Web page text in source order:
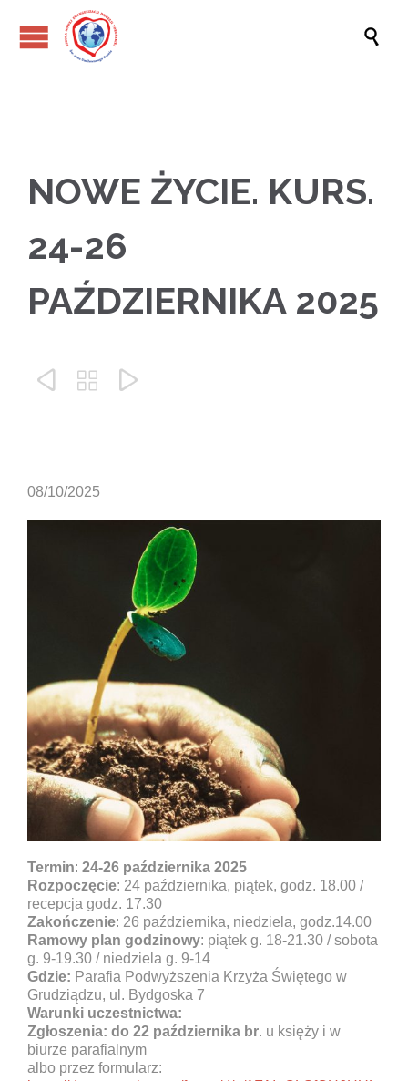

NOWE ŻYCIE. KURS.
24-26
PAŹDZIERNIKA 2025
  
08/10/2025
Termin: 24-26 października 2025
Rozpoczęcie: 24 października, piątek, godz. 18.00 /
recepcja godz. 17.30
Zakończenie: 26 października, niedziela, godz.14.00
Ramowy plan godzinowy: piątek g. 18-21.30 / sobota
g. 9-19.30 / niedziela g. 9-14
Gdzie: Parafia Podwyższenia Krzyża Świętego w
Grudziądzu, ul. Bydgoska 7
Warunki uczestnictwa:
Zgłoszenia: do 22 października br. u księży i w
biurze parafialnym
albo przez formularz: